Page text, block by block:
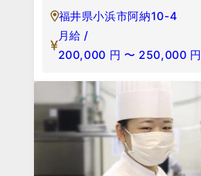
福井県小浜市阿納10-4
月給 /
200,000 円 〜 250,000 円